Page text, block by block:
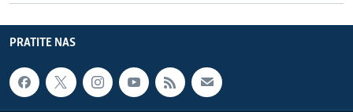
PRATITE NAS